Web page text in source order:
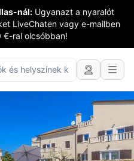
nál: Ugyanazt a nyaralót
LiveChaten vagy e-mailben
€-ral olcsóbban!